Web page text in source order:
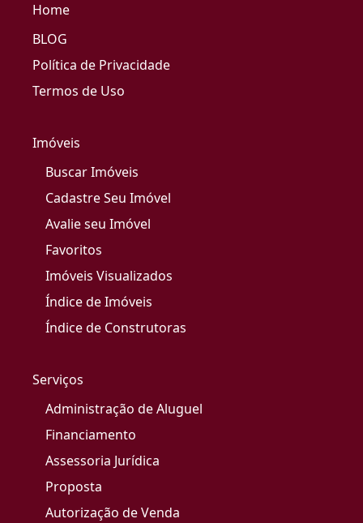
Home
BLOG
Política de Privacidade
Termos de Uso
Imóveis
Buscar Imóveis
Cadastre Seu Imóvel
Avalie seu Imóvel
Favoritos
Imóveis Visualizados
Índice de Imóveis
Índice de Construtoras
Serviços
Administração de Aluguel
Financiamento
Assessoria Jurídica
Proposta
Autorização de Venda